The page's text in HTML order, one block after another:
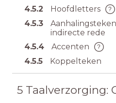
4.5.2
Hoofdletters
4.5.3
indirecte rede
4.5.4
Accenten
4.5.5
Koppelteken
5 Taalverzorging: